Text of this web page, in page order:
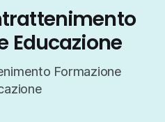
Educazione
Formazione